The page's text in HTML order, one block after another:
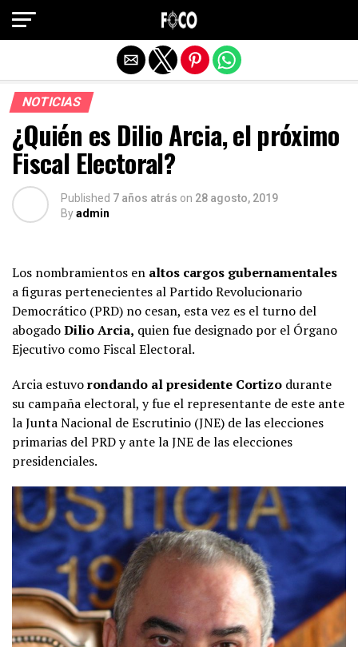
NOTICIAS
¿Quién es Dilio Arcia, el próximo
Fiscal Electoral?
Published 7 años atrás on 28 agosto, 2019
Byadmin
Los nombramientos en altos cargos gubernamentales
a figuras pertenecientes al Partido Revolucionario
Democrático (PRD) no cesan, esta vez es el turno del
abogadoDilio Arcia, quien fue designado por el Órgano
Ejecutivo como Fiscal Electoral.
Arcia estuvorondando al presidente Cortizo durante
su campaña electoral, y fue el representante de este ante
la Junta Nacional de Escrutinio (JNE) de las elecciones
primarias del PRD y ante la JNE de las elecciones
presidenciales.
Salir de la versión móvil